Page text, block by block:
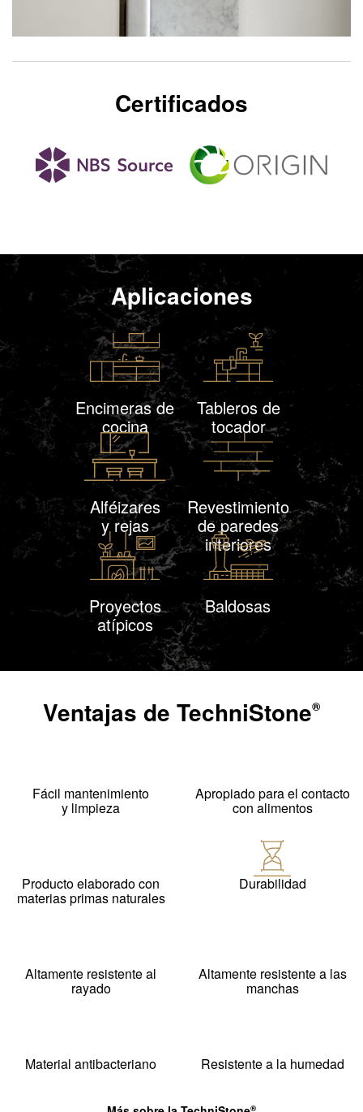
Certificados
Aplicaciones
Encimeras de
cocina
Tableros de
tocador
Alféizares
y rejas
Revestimiento
de paredes
interiores
Proyectos
atípicos
Baldosas
Ventajas de TechniStone®
Fácil mantenimiento
y limpieza
Apropiado para el contacto
con alimentos
Producto elaborado con
materias primas naturales
Durabilidad
Altamente resistente al
rayado
Altamente resistente a las
manchas
Material antibacteriano Resistente a la humedad
®